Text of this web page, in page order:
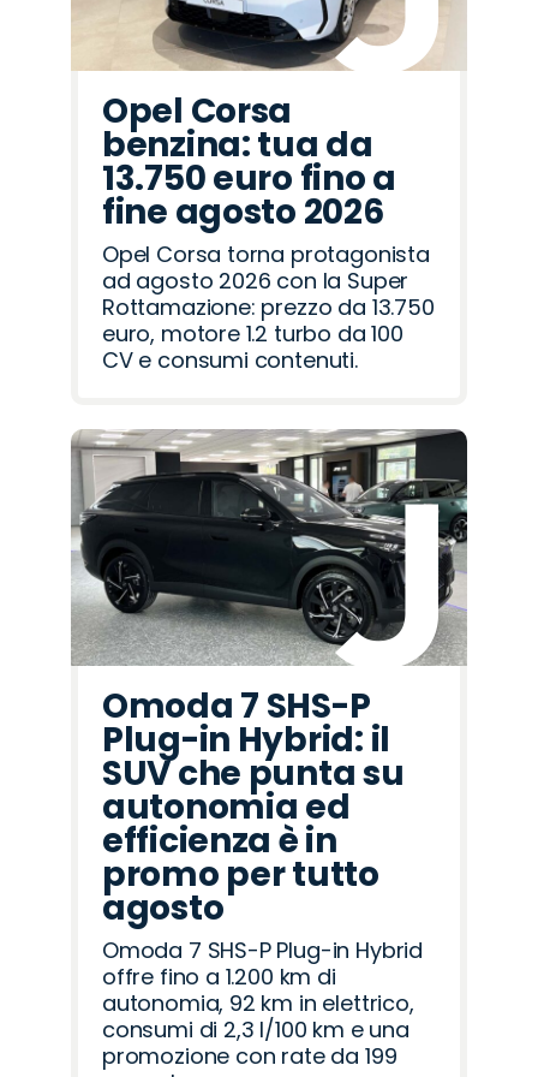
Opel Corsa
benzina: tua da
13.750 euro fino a
fine agosto 2026
Opel Corsa torna protagonista
ad agosto 2026 con la Super
Rottamazione: prezzo da 13.750
euro, motore 1.2 turbo da 100
CV e consumi contenuti.
Omoda 7 SHS-P
Plug-in Hybrid: il
SUV che punta su
autonomia ed
efficienza è in
promo per tutto
agosto
Omoda 7 SHS-P Plug-in Hybrid
offre fino a 1.200 km di
autonomia, 92 km in elettrico,
consumi di 2,3 l/100 km e una
promozione con rate da 199